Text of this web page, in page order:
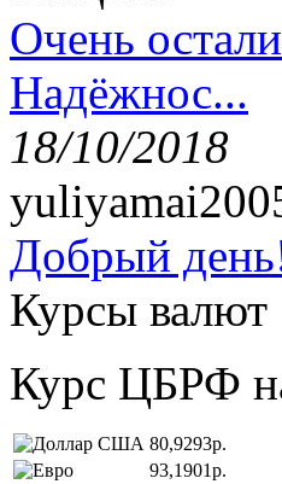
Очень
Надёжнос...
18/10/2018
Добрый
Курсы валют
Курс ЦБРФ
80,9293р.
93,1901р.